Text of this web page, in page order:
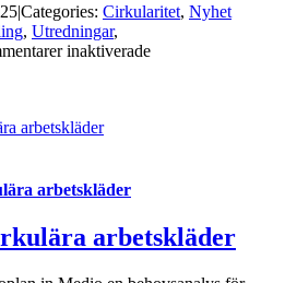
|Categories: Cirkularitet, Nyhet
, Utredningar,
inaktiveradeför
arbetskläder
arbetskläder
arbetskläder